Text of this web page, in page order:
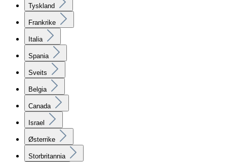
Tyskland
Frankrike
Italia
Spania
Sveits
Belgia
Canada
Israel
Østerrike
Storbritannia